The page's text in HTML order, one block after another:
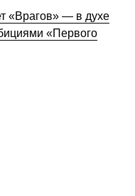
«Врагов» — в духе
«Первого